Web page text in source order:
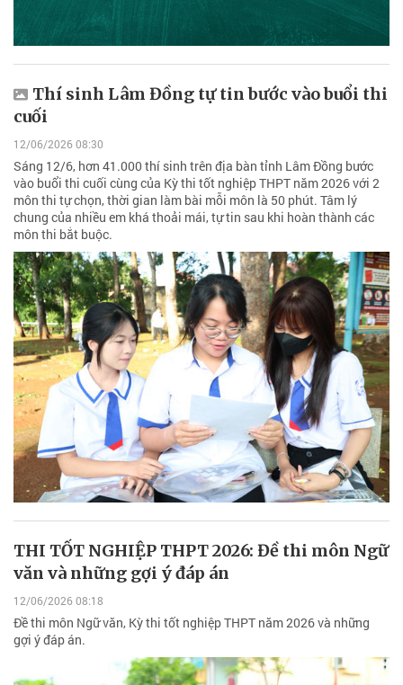
Thí sinh Lâm Đồng tự tin bước vào buổi thi
cuối
12/06/2026 08:30
Sáng 12/6, hơn 41.000 thí sinh trên địa bàn tỉnh Lâm Đồng bước
vào buổi thi cuối cùng của Kỳ thi tốt nghiệp THPT năm 2026 với 2
môn thi tự chọn, thời gian làm bài mỗi môn là 50 phút. Tâm lý
chung của nhiều em khá thoải mái, tự tin sau khi hoàn thành các
môn thi bắt buộc.
THI TỐT NGHIỆP THPT 2026: Đề thi môn Ngữ
văn và những gợi ý đáp án
12/06/2026 08:18
Đề thi môn Ngữ văn, Kỳ thi tốt nghiệp THPT năm 2026 và những
gợi ý đáp án.